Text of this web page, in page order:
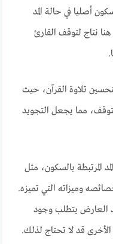
أصليا في حالة المد
نتاج لتوقف القارئ
تلاوة القرآن، حيث
مما يجعل التجويد
المرتبطة بالسكون، مثل
وميزاته التي تميزه.
العارض يتطلب وجود
قد لا تحتاج لذلك.